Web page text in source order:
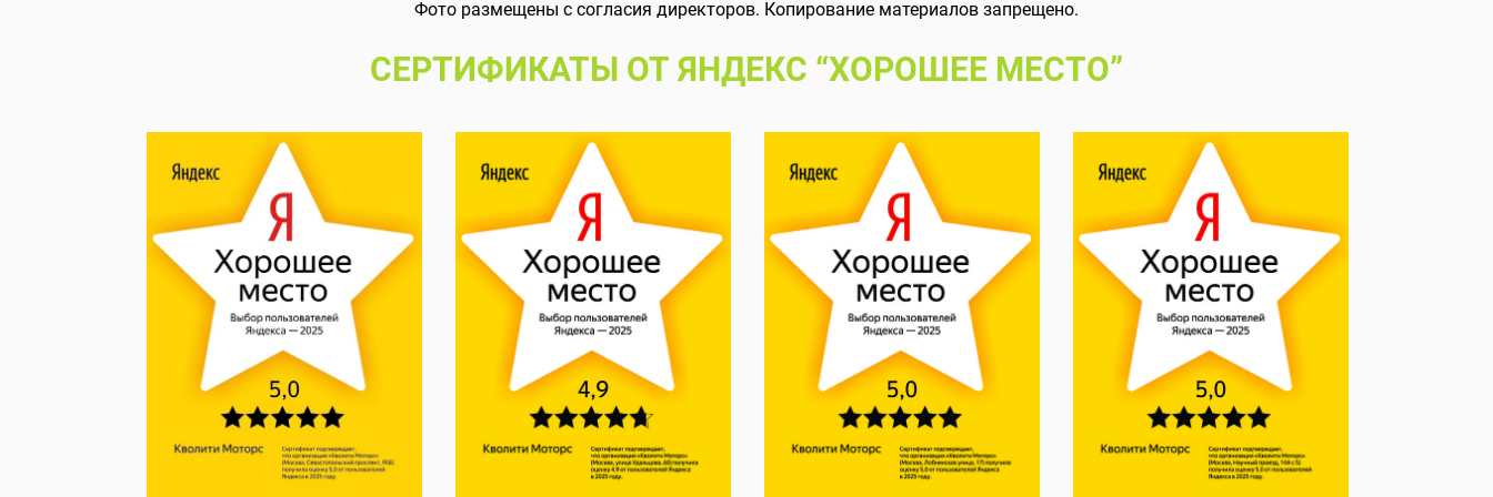
Фото размещены с согласия директоров. Копирование материалов запрещено.
СЕРТИФИКАТЫ ОТ ЯНДЕКС “ХОРОШЕЕ МЕСТО”